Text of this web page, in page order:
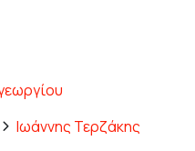
Ιωάννης Τερζάκης